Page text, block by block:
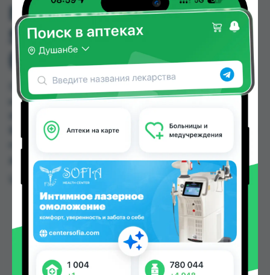
ГАЛВУС МЕТ ТАБ.
50МГ/1000МГ. №60
(ТУРК)
ГАЛВУС МЕТ ТАБ. 50МГ/1000МГ. №60 (ТУРК)
можно купить или заказать в аптеках, Саховати
ВАКО , Алишер-К, Аптека + 24/7, Аптека Алфавит
других городах Таджикистана
Цена: от9.35 TJS